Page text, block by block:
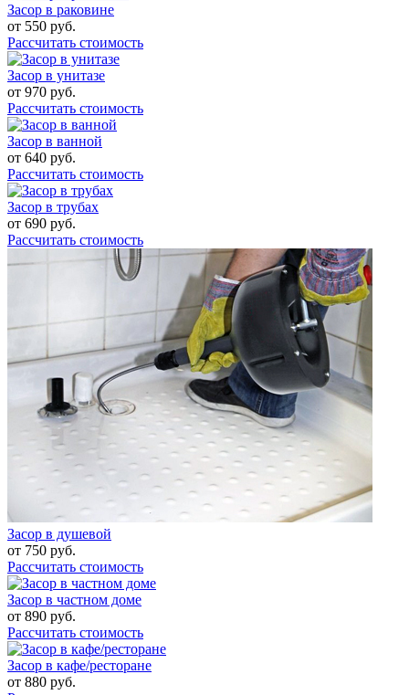
Засор в раковине
от 550 руб.
Рассчитать стоимость
Засор в унитазе
от 970 руб.
Рассчитать стоимость
Засор в ванной
от 640 руб.
Рассчитать стоимость
Засор в трубах
от 690 руб.
Рассчитать стоимость
Засор в душевой
от 750 руб.
Рассчитать стоимость
Засор в частном доме
от 890 руб.
Рассчитать стоимость
Засор в кафе/ресторане
от 880 руб.